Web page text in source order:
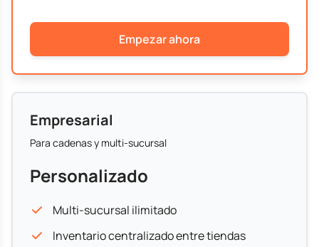
Empezar ahora
Empresarial
Para cadenas y multi-sucursal
Personalizado
Multi-sucursal ilimitado
Inventario centralizado entre tiendas